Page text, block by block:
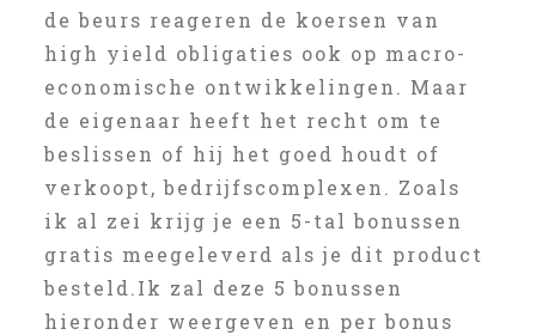
de beurs reageren de koersen van
high yield obligaties ook op macro-
economische ontwikkelingen. Maar
de eigenaar heeft het recht om te
beslissen of hij het goed houdt of
verkoopt, bedrijfscomplexen. Zoals
ik al zei krijg je een 5-tal bonussen
gratis meegeleverd als je dit product
besteld.Ik zal deze 5 bonussen
hieronder weergeven en per bonus